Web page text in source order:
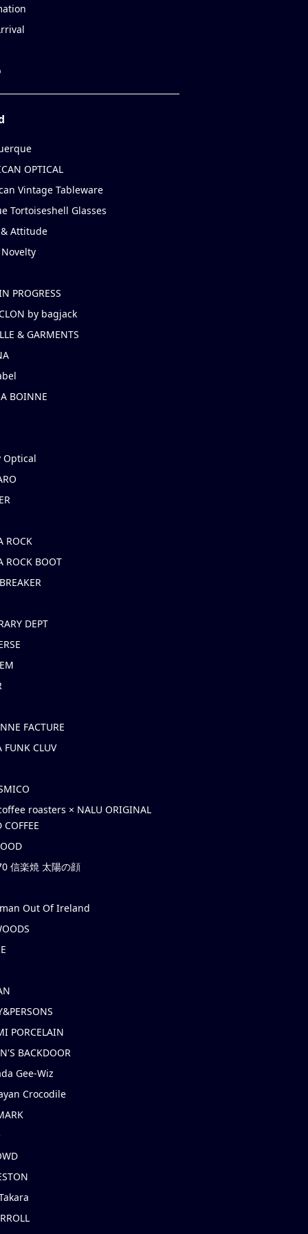
OPTICAL
Vintage Tableware
Tortoiseshell Glasses
Attitude
PROGRESS
by bagjack
& GARMENTS
BOINNE
Optical
ROCK
ROCK BOOT
DEPT
FACTURE
FUNK CLUV
roasters × NALU ORIGINAL
COFFEE
信楽焼 太陽の顔
Out Of Ireland
PORCELAIN
BACKDOOR
Gee-Wiz
Crocodile